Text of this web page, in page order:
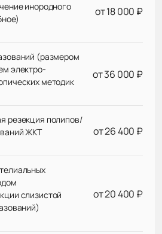
инородного
от 18 000 ₽
(размером
электро-
методик
от 36 000 ₽
резекция полипов/
ЖКТ
от 26 400 ₽
слизистой
от 20 400 ₽